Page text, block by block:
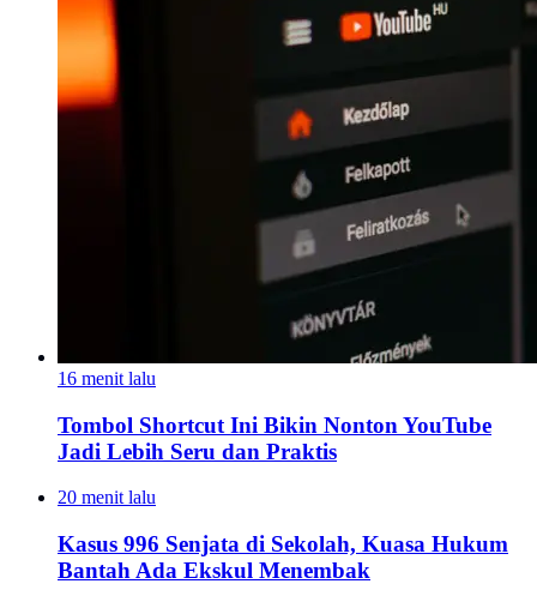
16 menit lalu
Tombol Shortcut Ini Bikin Nonton YouTube
Jadi Lebih Seru dan Praktis
20 menit lalu
Kasus 996 Senjata di Sekolah, Kuasa Hukum
Bantah Ada Ekskul Menembak